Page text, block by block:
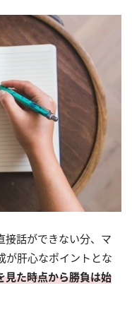
接話ができない分、マ
が肝心なポイントとな
見た時点から勝負は始